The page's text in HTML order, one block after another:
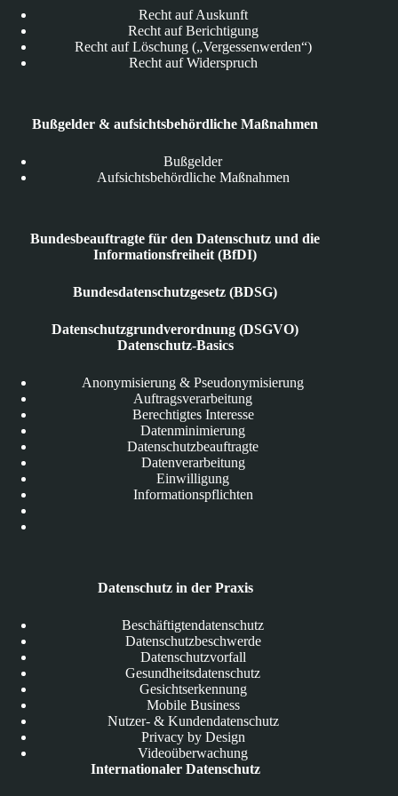
Recht auf Auskunft
Recht auf Berichtigung
Recht auf Löschung („Vergessenwerden“)
Recht auf Widerspruch
Bußgelder & aufsichtsbehördliche Maßnahmen
Bußgelder
Aufsichtsbehördliche Maßnahmen
Bundesbeauftragte für den Datenschutz und die
Informationsfreiheit (BfDI)
Bundesdatenschutzgesetz (BDSG)
Datenschutzgrundverordnung (DSGVO)
Datenschutz-Basics
Anonymisierung & Pseudonymisierung
Auftragsverarbeitung
Berechtigtes Interesse
Datenminimierung
Datenschutzbeauftragte
Datenverarbeitung
Einwilligung
Informationspflichten
Datenschutz in der Praxis
Beschäftigtendatenschutz
Datenschutzbeschwerde
Datenschutzvorfall
Gesundheitsdatenschutz
Gesichtserkennung
Mobile Business
Nutzer- & Kundendatenschutz
Privacy by Design
Videoüberwachung
Internationaler Datenschutz